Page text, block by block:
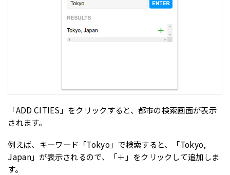
「ADD CITIES」をクリックすると、都市の検索画面が表示
されます。
例えば、キーワード「Tokyo」で検索すると、「Tokyo,
Japan」が表示されるので、「＋」をクリックして追加しま
す。